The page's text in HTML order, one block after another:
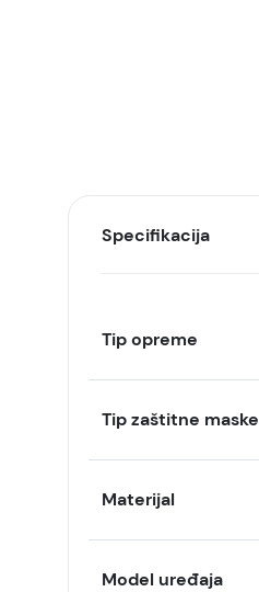
Specifikacija
Tip opreme
Tip zaštitne maske
Materijal
Model uređaja